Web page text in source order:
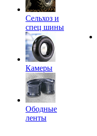
Сельхоз и
спец шины
Камеры
Ободные
ленты